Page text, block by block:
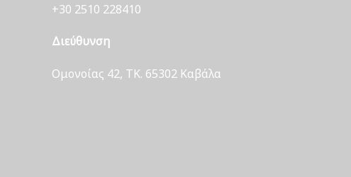
+30 2510 228410
Διεύθυνση
Ομονοίας 42, ΤΚ. 65302 Καβάλα